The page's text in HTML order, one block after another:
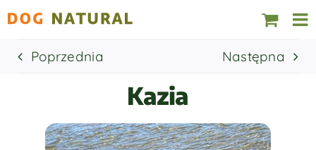
Skip
contentPoprzednia Następna
Kazia